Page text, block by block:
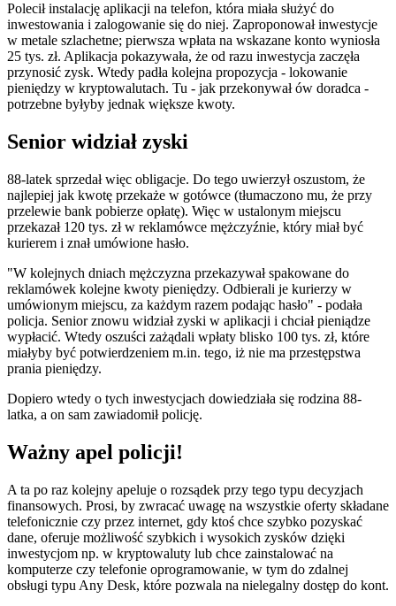
Polecił instalację aplikacji na telefon, która miała służyć do
inwestowania i zalogowanie się do niej. Zaproponował inwestycje
w metale szlachetne; pierwsza wpłata na wskazane konto wyniosła
25 tys. zł. Aplikacja pokazywała, że od razu inwestycja zaczęła
przynosić zysk. Wtedy padła kolejna propozycja - lokowanie
pieniędzy w kryptowalutach. Tu - jak przekonywał ów doradca -
potrzebne byłyby jednak większe kwoty.
Senior widział zyski
88-latek sprzedał więc obligacje. Do tego uwierzył oszustom, że
najlepiej jak kwotę przekaże w gotówce (tłumaczono mu, że przy
przelewie bank pobierze opłatę). Więc w ustalonym miejscu
przekazał 120 tys. zł w reklamówce mężczyźnie, który miał być
kurierem i znał umówione hasło.
"W kolejnych dniach mężczyzna przekazywał spakowane do
reklamówek kolejne kwoty pieniędzy. Odbierali je kurierzy w
umówionym miejscu, za każdym razem podając hasło" - podała
policja. Senior znowu widział zyski w aplikacji i chciał pieniądze
wypłacić. Wtedy oszuści zażądali wpłaty blisko 100 tys. zł, które
miałyby być potwierdzeniem m.in. tego, iż nie ma przestępstwa
prania pieniędzy.
Dopiero wtedy o tych inwestycjach dowiedziała się rodzina 88-
latka, a on sam zawiadomił policję.
Ważny apel policji!
A ta po raz kolejny apeluje o rozsądek przy tego typu decyzjach
finansowych. Prosi, by zwracać uwagę na wszystkie oferty składane
telefonicznie czy przez internet, gdy ktoś chce szybko pozyskać
dane, oferuje możliwość szybkich i wysokich zysków dzięki
inwestycjom np. w kryptowaluty lub chce zainstalować na
komputerze czy telefonie oprogramowanie, w tym do zdalnej
obsługi typu Any Desk, które pozwala na nielegalny dostęp do kont.